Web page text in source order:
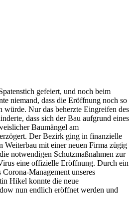
gefeiert, und noch beim
niemand, dass die Eröffnung noch so
würde. Nur das beherzte Eingreifen des
dass sich der Bau aufgrund eines
Baumängel am
Der Bezirk ging in finanzielle
Weiterbau mit einer neuen Firma zügig
notwendigen Schutzmaßnahmen zur
eine offizielle Eröffnung. Durch ein
Management unseres
Hikel konnte die neue
nun endlich eröffnet werden und